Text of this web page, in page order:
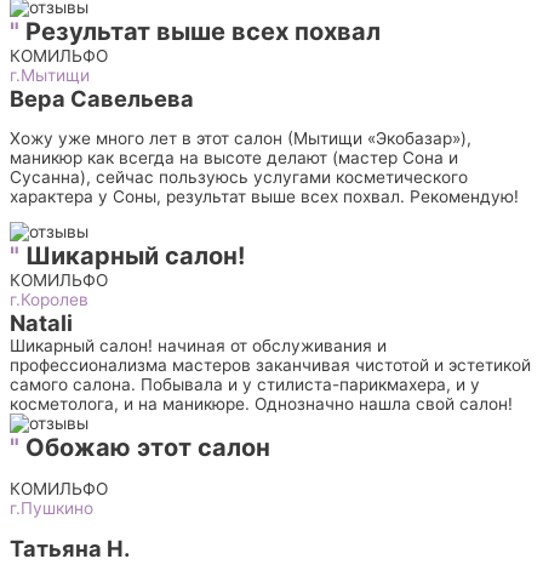
" Результат выше всех похвал
КОМИЛЬФО
г.Мытищи
Вера Савельева
Хожу уже много лет в этот салон (Мытищи «Экобазар»),
маникюр как всегда на высоте делают (мастер Сона и
Сусанна), сейчас пользуюсь услугами косметического
характера у Соны, результат выше всех похвал. Рекомендую!
" Шикарный салон!
КОМИЛЬФО
г.Королев
Natali
Шикарный салон! начиная от обслуживания и
профессионализма мастеров заканчивая чистотой и эстетикой
самого салона. Побывала и у стилиста-парикмахера, и у
косметолога, и на маникюре. Однозначно нашла свой салон!
" Обожаю этот салон
КОМИЛЬФО
г.Пушкино
Татьяна Н.